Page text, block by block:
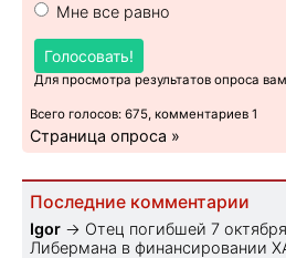
Мне все равно
Голосовать!
Для просмотра результатов опроса
Всего голосов: 675, комментариев 1
Страница опроса »
Последние комментарии
Igor → Отец погибшей 7
Либермана в финансировании